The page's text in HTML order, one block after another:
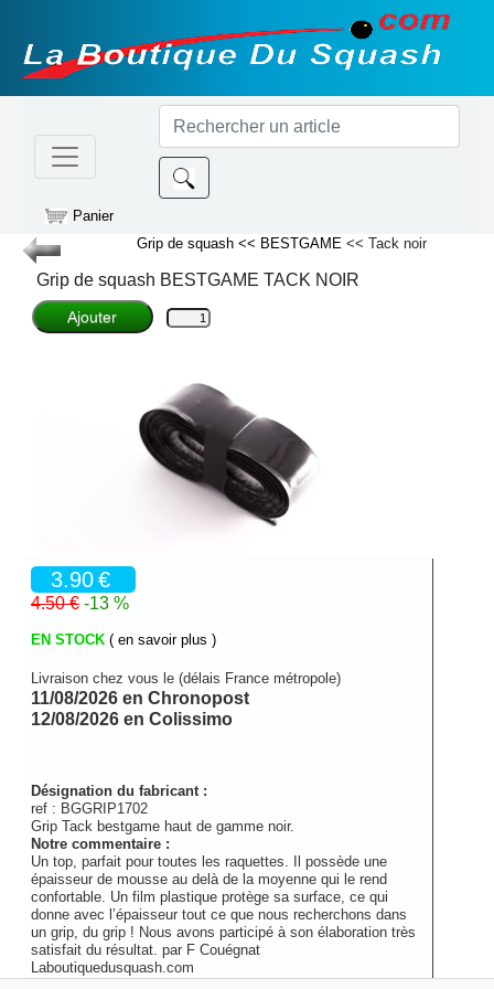
Panier
Grip de squash << BESTGAME << Tack noir
Grip de squash BESTGAME TACK NOIR
3.90€
4.50 €-13 %
EN STOCK ( en savoir plus )
Livraison chez vous le (délais France métropole)
11/08/2026 en Chronopost
12/08/2026 en Colissimo
Désignation du fabricant :
ref : BGGRIP1702
Grip Tack bestgame haut de gamme noir.
Notre commentaire :
Un top, parfait pour toutes les raquettes. Il possède une
épaisseur de mousse au delà de la moyenne qui le rend
confortable. Un film plastique protège sa surface, ce qui
donne avec l’épaisseur tout ce que nous recherchons dans
un grip, du grip ! Nous avons participé à son élaboration très
satisfait du résultat. par F Couégnat
Laboutiquedusquash.com